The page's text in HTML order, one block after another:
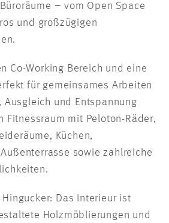
– vom Open Space
und großzügigen
Co-Working Bereich und eine
für gemeinsames Arbeiten
Ausgleich und Entspannung
Fitnessraum mit Peloton-Räder,
Küchen,
sowie zahlreiche
Das Interieur ist
Holzmöblierungen und